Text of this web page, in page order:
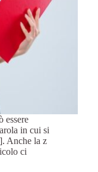
essere
in cui si
Anche la z
ci